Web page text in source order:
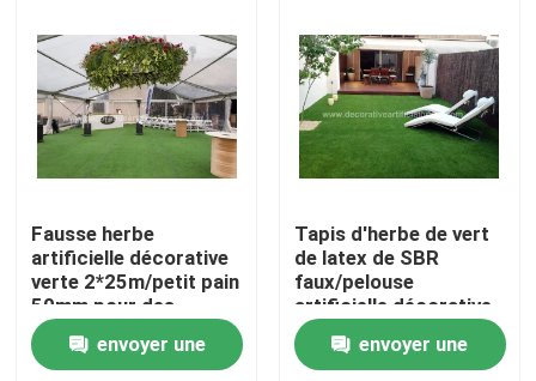
Herbe artificielle décorative
Gazon artificiel d'herbe
Pétales de fleurs artificielles
Boule de fleurs artificielles
Fausse herbe
artificielle décorative
verte 2*25m/petit pain
50mm pour des
événements extérieurs
envoyer une
Tapis d'herbe de vert
de latex de SBR
faux/pelouse
artificielle décorative
d'herbe pour 30mm
d'intérieurenvoyer une